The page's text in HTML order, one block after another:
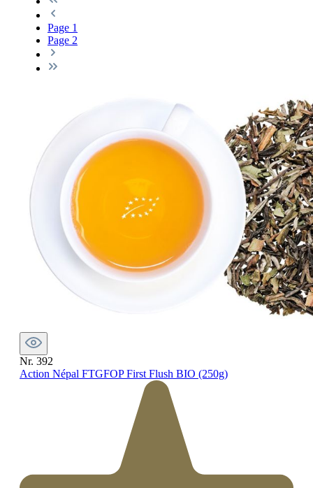
Page 1
Page 2
Nr. 392
Action Népal FTGFOP First Flush BIO (250g)